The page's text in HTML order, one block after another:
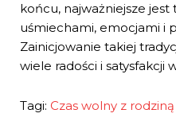
końcu, najważniejsze jest
uśmiechami, emocjami i
Zainicjowanie takiej
wiele radości i satysfakcji
Tagi: Czas wolny z rodziną